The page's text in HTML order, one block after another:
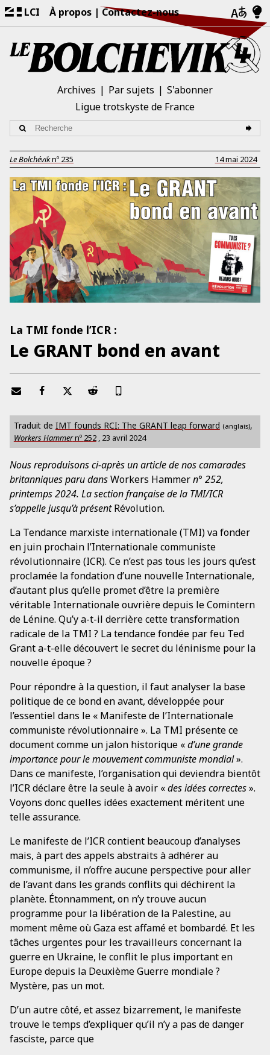
LCI À propos Contactez-nous
Archives Par sujets
S'abonner
Ligue trotskyste de France
Le Bolchéviknº 235 14 mai 2024
La TMI fonde l’ICR :
Le GRANT bond en avant
Traduit de IMT founds RCI: The GRANT leap forward (anglais),
Workers Hammernº 252 , 23 avril 2024
Nous reproduisons ci-après un article de nos camarades
britanniques paru dansWorkers Hammern° 252,
printemps 2024. La section française de la TMI/ICR
s’appelle jusqu’à présentRévolution.
La Tendance marxiste internationale (TMI) va fonder
en juin prochain l’Internationale communiste
révolutionnaire (ICR). Ce n’est pas tous les jours qu’est
proclamée la fondation d’une nouvelle Internationale,
d’autant plus qu’elle promet d’être la première
véritable Internationale ouvrière depuis le Comintern
de Lénine. Qu’y a-t-il derrière cette transformation
radicale de la TMI ? La tendance fondée par feu Ted
Grant a-t-elle découvert le secret du léninisme pour la
nouvelle époque ?
Pour répondre à la question, il faut analyser la base
politique de ce bond en avant, développée pour
l’essentiel dans le « Manifeste de l’Internationale
communiste révolutionnaire ». La TMI présente ce
document comme un jalon historique «d’une grande
importance pour le mouvement communiste mondial».
Dans ce manifeste, l’organisation qui deviendra bientôt
l’ICR déclare être la seule à avoir «des idées correctes».
Voyons donc quelles idées exactement méritent une
telle assurance.
Le manifeste de l’ICR contient beaucoup d’analyses
mais, à part des appels abstraits à adhérer au
communisme, il n’offre aucune perspective pour aller
de l’avant dans les grands conflits qui déchirent la
planète. Étonnamment, on n’y trouve aucun
programme pour la libération de la Palestine, au
moment même où Gaza est affamé et bombardé. Et les
tâches urgentes pour les travailleurs concernant la
guerre en Ukraine, le conflit le plus important en
Europe depuis la Deuxième Guerre mondiale ?
Mystère, pas un mot.
D’un autre côté, et assez bizarrement, le manifeste
trouve le temps d’expliquer qu’il n’y a pas de danger
fasciste, parce que